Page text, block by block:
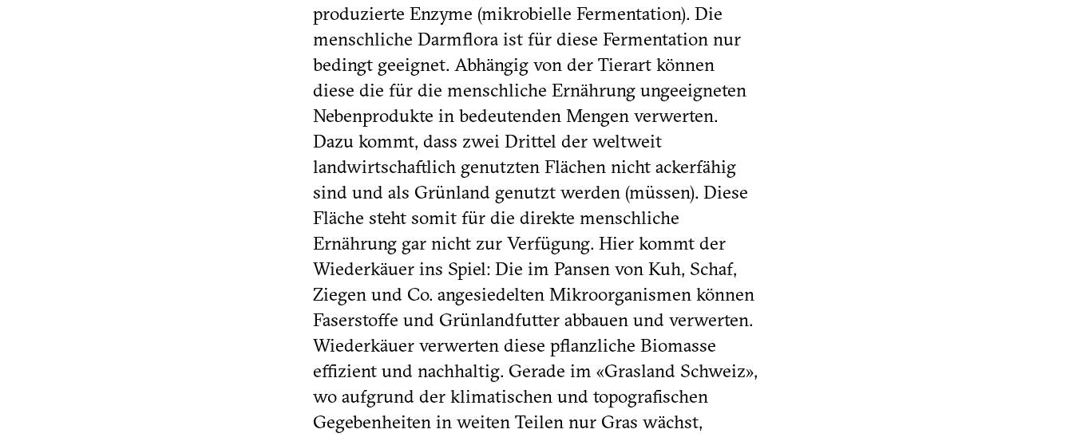
produzierte Enzyme (mikrobielle Fermentation). Die
menschliche Darmflora ist für diese Fermentation nur
bedingt geeignet. Abhängig von der Tierart können
diese die für die menschliche Ernährung ungeeigneten
Nebenprodukte in bedeutenden Mengen verwerten.
Dazu kommt, dass zwei Drittel der weltweit
landwirtschaftlich genutzten Flächen nicht ackerfähig
sind und als Grünland genutzt werden (müssen). Diese
Fläche steht somit für die direkte menschliche
Ernährung gar nicht zur Verfügung. Hier kommt der
Wiederkäuer ins Spiel: Die im Pansen von Kuh, Schaf,
Ziegen und Co. angesiedelten Mikroorganismen können
Faserstoffe und Grünlandfutter abbauen und verwerten.
Wiederkäuer verwerten diese pflanzliche Biomasse
effizient und nachhaltig. Gerade im «Grasland Schweiz»,
wo aufgrund der klimatischen und topografischen
Gegebenheiten in weiten Teilen nur Gras wächst,